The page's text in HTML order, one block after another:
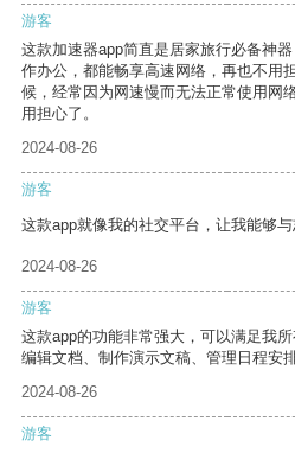
游客
这款加速器app简直是居家旅行必备神
作办公，都能畅享高速网络，再也不用
候，经常因为网速慢而无法正常使用网
用担心了。
2024-08-26
游客
这款app就像我的社交平台，让我能够与
2024-08-26
游客
这款app的功能非常强大，可以满足我
编辑文档、制作演示文稿、管理日程安排
2024-08-26
游客